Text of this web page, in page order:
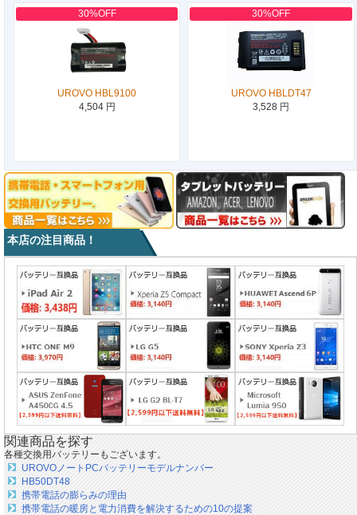
30%OFF
UROVO HBL9100
4,504 円
30%OFF
UROVO HBLDT47
3,528 円
本店の注目商品！
関連商品を探す
各種交換用バッテリーもございます。
UROVOノートPCバッテリーモデルナンバー
HB50DT48
携帯電話の膨らみの理由
携帯電話の暖房と電力消費を解決するための10の提案